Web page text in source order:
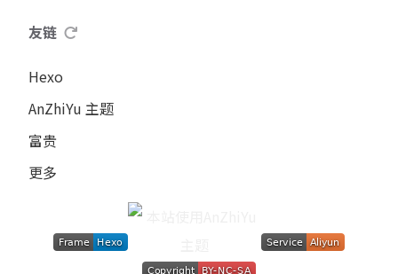
友链
Hexo
AnZhiYu 主题
富贵
更多